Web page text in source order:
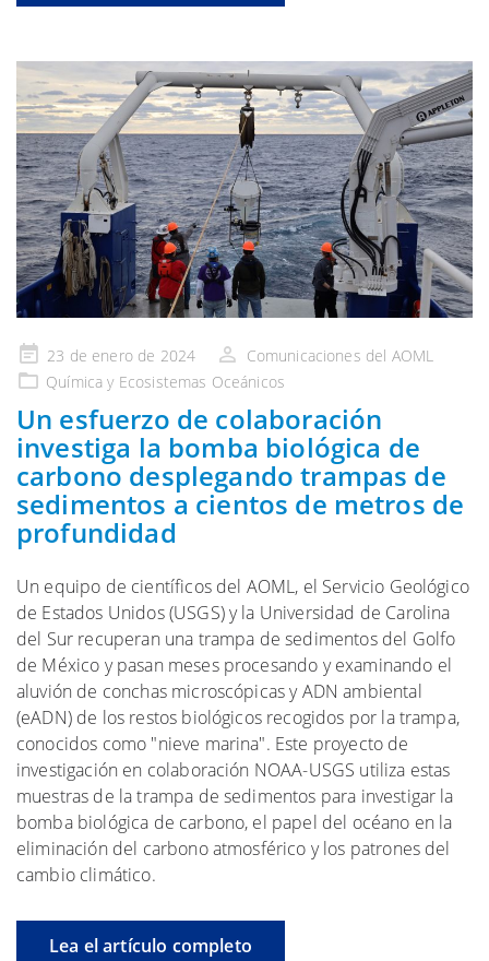
Publicado
en
23 de enero de 2024
Comunicaciones del AOML
Química y Ecosistemas Oceánicos
Un esfuerzo de colaboración
investiga la bomba biológica de
carbono desplegando trampas de
sedimentos a cientos de metros de
profundidad
Un equipo de científicos del AOML, el Servicio Geológico
de Estados Unidos (USGS) y la Universidad de Carolina
del Sur recuperan una trampa de sedimentos del Golfo
de México y pasan meses procesando y examinando el
aluvión de conchas microscópicas y ADN ambiental
(eADN) de los restos biológicos recogidos por la trampa,
conocidos como "nieve marina". Este proyecto de
investigación en colaboración NOAA-USGS utiliza estas
muestras de la trampa de sedimentos para investigar la
bomba biológica de carbono, el papel del océano en la
eliminación del carbono atmosférico y los patrones del
cambio climático.
Lea el artículo completo